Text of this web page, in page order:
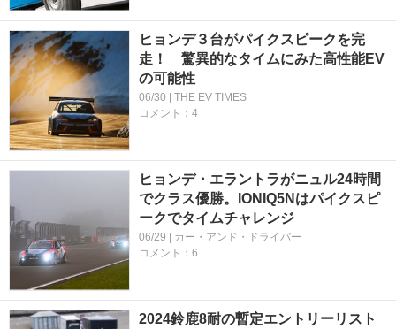
ヒョンデ３台がパイクスピークを完
走！ 驚異的なタイムにみた高性能EV
の可能性
06/30 | THE EV TIMES
コメント：4
ヒョンデ・エラントラがニュル24時間
でクラス優勝。IONIQ5Nはパイクスピ
ークでタイムチャレンジ
06/29 | カー・アンド・ドライバー
コメント：6
2024鈴鹿8耐の暫定エントリーリスト